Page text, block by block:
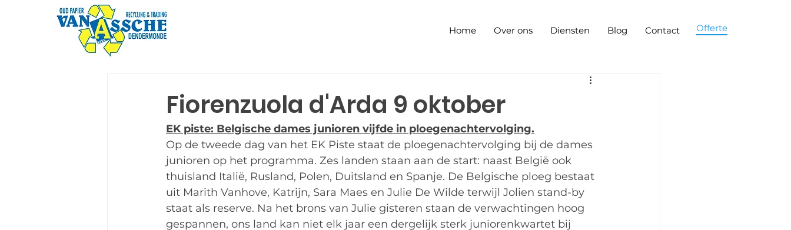
Home Over ons Diensten Blog Contact Offerte
Fiorenzuola d'Arda 9 oktober
EK piste: Belgische dames junioren vijfde in ploegenachtervolging.
Op de tweede dag van het EK Piste staat de ploegenachtervolging bij de dames
junioren op het programma. Zes landen staan aan de start: naast België ook
thuisland Italië, Rusland, Polen, Duitsland en Spanje. De Belgische ploeg bestaat
uit Marith Vanhove, Katrijn, Sara Maes en Julie De Wilde terwijl Jolien stand-by
staat als reserve. Na het brons van Julie gisteren staan de verwachtingen hoog
gespannen, ons land kan niet elk jaar een dergelijk sterk juniorenkwartet bij